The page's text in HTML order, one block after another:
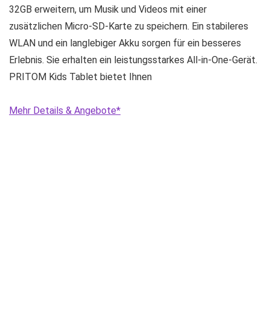
32GB erweitern, um Musik und Videos mit einer
zusätzlichen Micro-SD-Karte zu speichern. Ein stabileres
WLAN und ein langlebiger Akku sorgen für ein besseres
Erlebnis. Sie erhalten ein leistungsstarkes All-in-One-Gerät.
PRITOM Kids Tablet bietet Ihnen
Mehr Details & Angebote*